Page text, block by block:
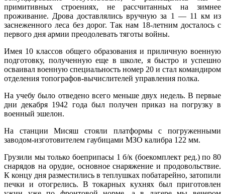
примитивных строениях, не рассчитанных на зимнее
проживание. Дрова доставлялись вручную за 1 — 11 км из
заснеженного леса без дорог. Так нам 18-летним досталось с
первого дня армии преодолевать тяготы войны.
Имея 10 классов общего образования и приличную военную
подготовку, полученную еще в школе, я быстро и успешно
осваивал военную специальность номер 20 и стал командиром
отделения топографов-вычислителей управления полка.
На учебу было отведено всего меньше двух недель. В первые
дни декабря 1942 года был получен приказ на погрузку в
военный эшелон.
На станции Мисяш стояли платформы с погруженными
заводом-изготовителем гаубицами МЗО калибра 122 мм.
Грузили мы только боеприпасы 1 б/к (боекомплект ред.) по 80
снарядов на орудие, основное снаряжение и продовольствие.
К концу дня разместились в теплушках побатарейно, затопили
печки и отогрелись. В токарных кухнях был приготовлен